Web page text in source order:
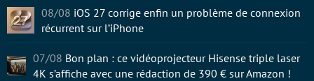
08/08 iOS 27 corrige enfin un problème de connexion
récurrent sur l’iPhone
07/08 Bon plan : ce vidéoprojecteur Hisense triple laser
4K s’affiche avec une rédaction de 390 € sur Amazon !